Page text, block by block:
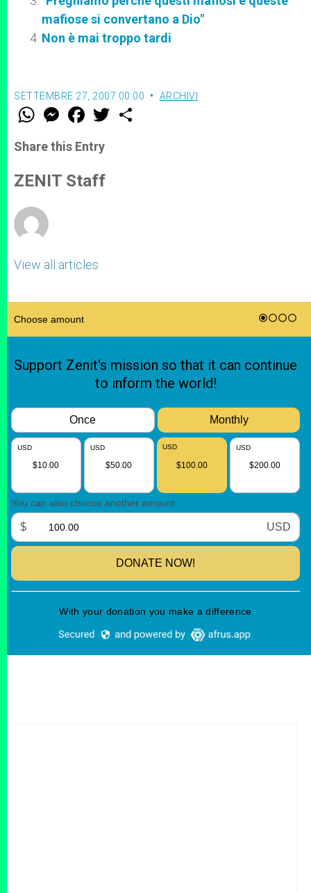
mafiose si convertano a Dio"
Non è mai troppo tardi
SETTEMBRE 27, 2007 00:00 ARCHIVI
W
t
s
p
p
M
e
s
e
g
e
F
a
e
b
o
k
w
Share this Entry
ZENIT Staff
View all articles